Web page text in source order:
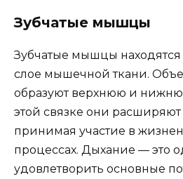
Зубчатые мышцы
Зубчатые мышцы находятся
слое мышечной ткани.
образуют верхнюю и
этой связке они расширяют
принимая участие в
процессах. Дыхание — это
удовлетворить основные